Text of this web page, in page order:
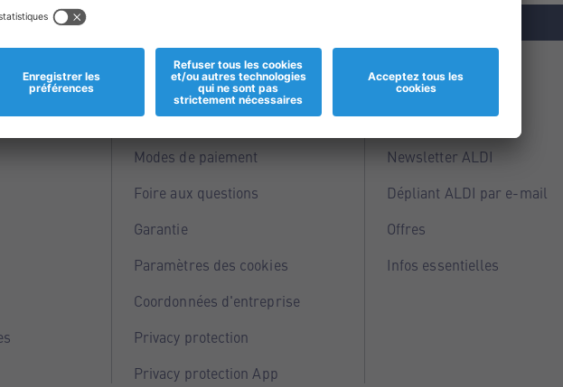
Informations
Magasins
Modes de paiement
Foire aux questions
Garantie
Paramètres des cookies
Coordonnées d'entreprise
Privacy protection
Privacy protection App
Service
Points ALDI
Newsletter ALDI
Dépliant ALDI par e-mail
Offres
Infos essentielles